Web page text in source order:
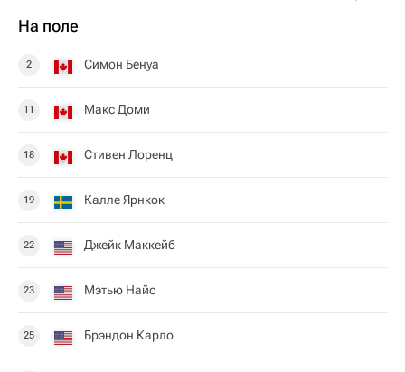
На поле
2 Симон Бенуа
11 Макс Доми
18 Стивен Лоренц
19 Калле Ярнкок
22 Джейк Маккейб
23 Мэтью Найс
25 Брэндон Карло